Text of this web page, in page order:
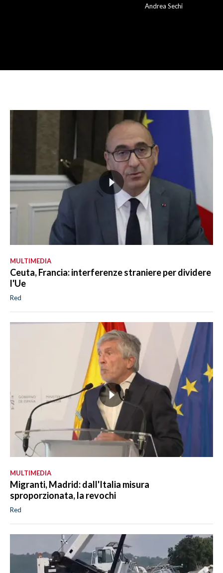
Andrea Sechi
MULTIMEDIA
Ceuta, Francia: interferenze straniere per dividere
l'Ue
Red
MULTIMEDIA
Migranti, Madrid: dall'Italia misura
sproporzionata, la revochi
Red